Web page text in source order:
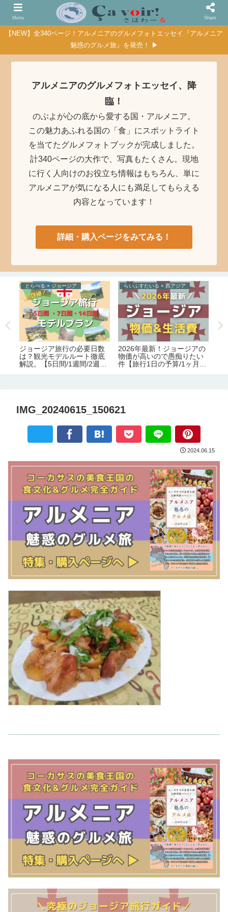
【NEW】全340ページ！アルメニアのグルメフォトエッセイ『アルメニア
魅惑のグルメ旅』を発売！ ▶
アルメニアのグルメフォトエッセイ、降
臨！
のぶよが心の底から愛する国・アルメニア。
この魅力あふれる国の「食」にスポットライト
を当てたグルメフォトブックが完成しました。
計340ページの大作で、写真もたくさん。現地
に行く人向けのお役立ち情報はもちろん、単に
アルメニアが気になる人にも満足してもらえる
内容となっています！
詳細・購入ページをみてみる！
とらべる × ジョージア
ジョージア旅行の必要日数
は？観光モデルルート徹底
解説。【5日間/1週間/2週
らいふすたいる × 西アジア
2026年最新！ジョージアの
物価が高いので愚痴りたい
件【旅行1日の予算/1ヶ月の
IMG_20240615_150621
2024.06.15
Menu Share